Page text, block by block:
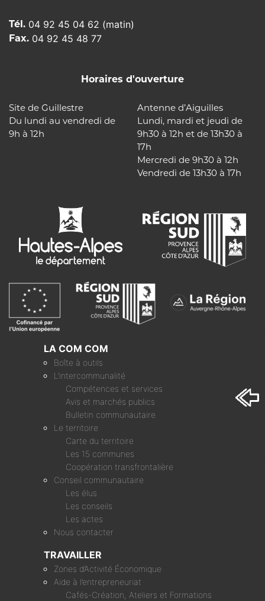
Tél. 04 92 45 04 62 (matin)
Fax. 04 92 45 48 77
Horaires d'ouverture
Site de Guillestre
Du lundi au vendredi de
9h à 12h
Antenne d’Aiguilles
Lundi, mardi et jeudi de
9h30 à 12h et de 13h30 à
17h
Mercredi de 9h30 à 12h
Vendredi de 13h30 à 17h
LA COM COM
Boîte à outils
L’intercommunalité
Compétences et services
Avis et marchés publics
Bulletin communautaire
Le territoire
Carte du territoire
Les 15 communes
Coopération transfrontalière
Conseil communautaire
Les élus
Les conseils
Les actes
Nous contacter
TRAVAILLER
Zones d’Activité Économique
Aide à l’entrepreneuriat
Cafés-Création, Ateliers et Formations